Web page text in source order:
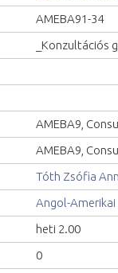
AMEBA91-34
_Konzultációs
AMEBA9,
AMEBA9,
Tóth Zsófia
Angol-
heti 2.00
0